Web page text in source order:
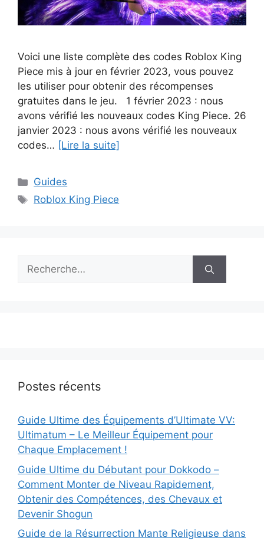
Voici une liste complète des codes Roblox King
Piece mis à jour en février 2023, vous pouvez
les utiliser pour obtenir des récompenses
gratuites dans le jeu. 1 février 2023 : nous
avons vérifié les nouveaux codes King Piece. 26
janvier 2023 : nous avons vérifié les nouveaux
codes… [Lire la suite]
Catégories
Guides
Étiquettes
Roblox King Piece
Rechercher :
Postes récents
Guide Ultime des Équipements d’Ultimate VV:
Ultimatum – Le Meilleur Équipement pour
Chaque Emplacement !
Guide Ultime du Débutant pour Dokkodo –
Comment Monter de Niveau Rapidement,
Obtenir des Compétences, des Chevaux et
Devenir Shogun
Guide de la Résurrection Mante Religieuse dans